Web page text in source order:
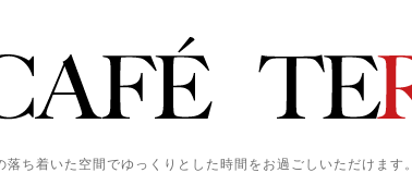
ち着いた空間でゆっくりとした時間をお過ごしいただけます。